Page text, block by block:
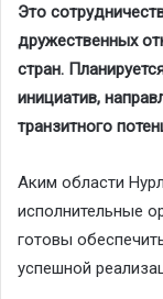
Это
дружественных
стран.
инициатив,
транзитного
Аким области
исполнительные
готовы
успешной